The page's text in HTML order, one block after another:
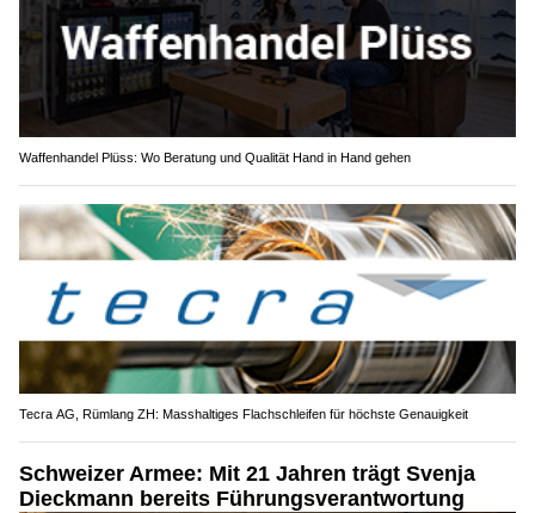
Waffenhandel Plüss: Wo Beratung und Qualität Hand in Hand gehen
Tecra AG, Rümlang ZH: Masshaltiges Flachschleifen für höchste Genauigkeit
Schweizer Armee: Mit 21 Jahren trägt Svenja
Dieckmann bereits Führungsverantwortung